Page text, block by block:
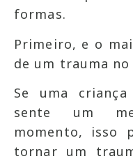
formas.
Primeiro, e o
de um trauma no
Se uma
sente um
momento, isso
tornar um